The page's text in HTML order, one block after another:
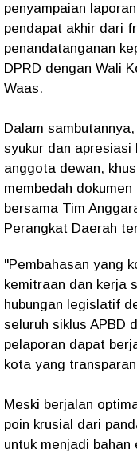
penyampaian
pendapat akhir dari
penandatanganan
DPRD dengan Wali
Waas.
Dalam
syukur dan apresiasi
anggota dewan,
membedah
bersama Tim
Perangkat Daerah
"Pembahasan yang
kemitraan dan kerja
hubungan legislatif
seluruh siklus APBD
pelaporan dapat
kota yang
Meski berjalan
poin krusial dari
untuk menjadi